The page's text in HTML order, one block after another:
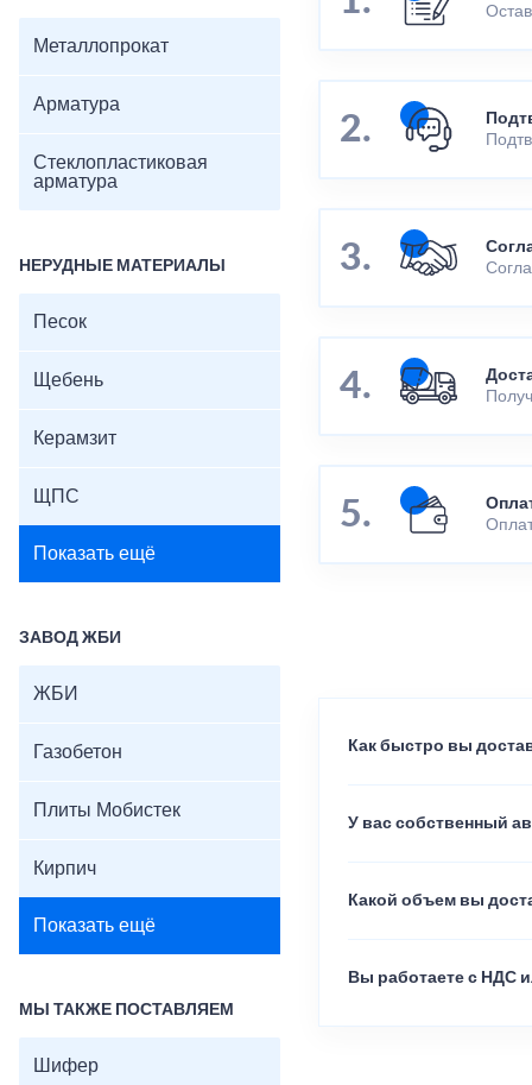
Металлопрокат
Арматура
Стеклопластиковая
арматура
НЕРУДНЫЕ МАТЕРИАЛЫ
Песок
Щебень
Керамзит
ЩПС
Показать ещё
ЗАВОД ЖБИ
ЖБИ
Газобетон
Плиты Мобистек
Кирпич
Показать ещё
МЫ ТАКЖЕ ПОСТАВЛЯЕМ
Шифер
Как быстро вы
У вас собственный
Какой объем вы
Вы работаете с НДС